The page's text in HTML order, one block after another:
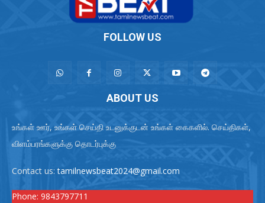
FOLLOW US
ABOUT US
உங்கள் ஊர், உங்கள் செய்தி உடனுக்குடன் உங்கள் கைகளில். செய்திகள்,
விளம்பரங்களுக்கு தொடர்புக்கு
Contact us:tamilnewsbeat2024@gmail.com
Phone: 9843797711